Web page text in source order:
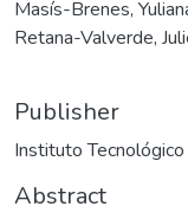
Masís-Brenes,
Retana-Valverde,
Publisher
Instituto
Abstract